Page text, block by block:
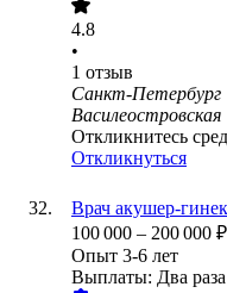
4.8
•
1 отзыв
Санкт-Петербург
Василеостровская
Откликнитесь
Откликнуться
Врач акушер-
100 000 – 200 000 ₽
Опыт 3-6 лет
Выплаты: Два